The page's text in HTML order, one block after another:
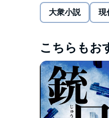
そこへ、突然災難
大切な家族も家も
しかしそれだけに
祖父母が苦労して
美田を復興させる
『続・泥流地帯』
三浦綾子（みうら
大衆小説 現
こちらもお